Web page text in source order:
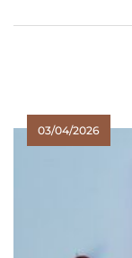
03/04/2026